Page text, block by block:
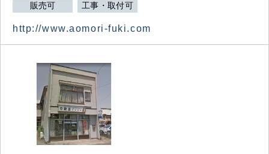
販売可 工事・取付可
http://www.aomori-fuki.com